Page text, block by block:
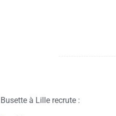
à Lille recrute :